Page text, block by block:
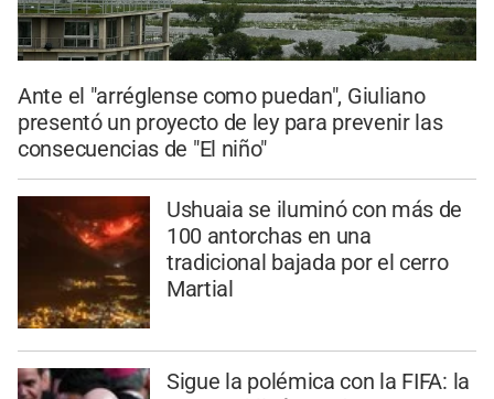
Ante el "arréglense como puedan", Giuliano
presentó un proyecto de ley para prevenir las
consecuencias de "El niño"
Ushuaia se iluminó con más de
100 antorchas en una
tradicional bajada por el cerro
Martial
Sigue la polémica con la FIFA: la